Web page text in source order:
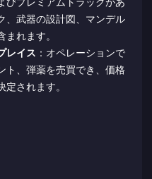
、武器の設計図、マンデル
れます。
レイス ：オペレーションで
ト、弾薬を売買でき、価格
されます。